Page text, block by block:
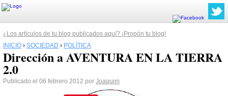
¿Los artículos de tu blog publicados aquí? ¡Propón tu blog!
INICIO › SOCIEDAD › POLÍTICA
Dirección a AVENTURA EN LA TIERRA
2.0
Publicado el 06 febrero 2012 por Joaquim